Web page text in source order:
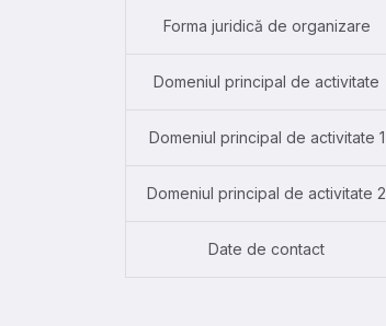
Forma juridică de organizare
Domeniul principal de activitate
Domeniul principal de activitate 1
Domeniul principal de activitate 2
Date de contact